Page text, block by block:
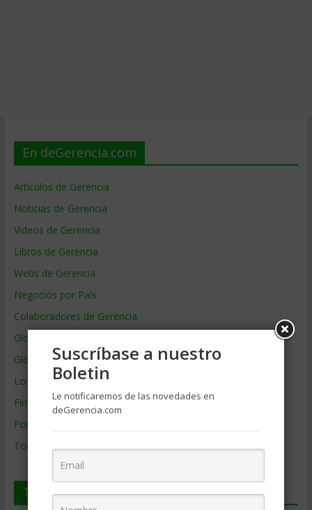
En deGerencia.com
Artículos de Gerencia
Noticias de Gerencia
Videos de Gerencia
Libros de Gerencia
Webs de Gerencia
Negocios por País
Colaboradores de Gerencia
Glosario
Glosario Inglés – Español
Los mejores MBA
Firmas de Gerencia
Formación de Gerencia
Todos los Temas
Temas de Gerencia
Suscríbase a nuestro
Boletin
Le notificaremos de las novedades en
deGerencia.com